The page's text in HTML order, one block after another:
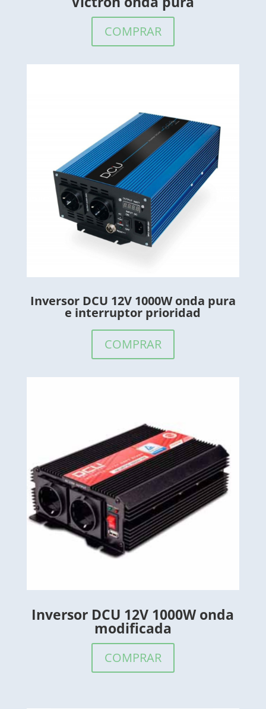
COMPRAR
Inversor DCU 12V 1000W onda pura
e interruptor prioridad
COMPRAR
Inversor DCU 12V 1000W onda
modificada
COMPRAR